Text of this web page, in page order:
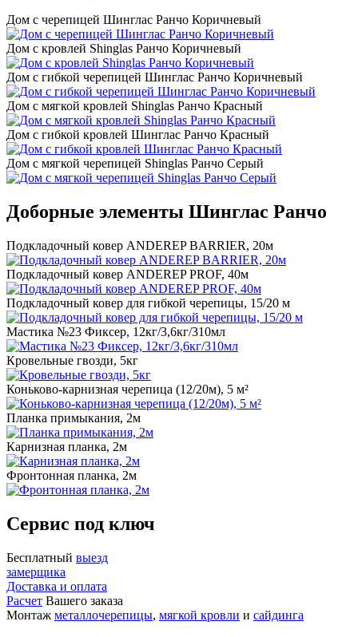
Дом с черепицей Шинглас Ранчо Коричневый
Дом с кровлей Shinglas Ранчо Коричневый
Дом с гибкой черепицей Шинглас Ранчо Коричневый
Дом с мягкой кровлей Shinglas Ранчо Красный
Дом с гибкой кровлей Шинглас Ранчо Красный
Дом с мягкой черепицей Shinglas Ранчо Серый
Доборные элементы Шинглас Ранчо
Подкладочный ковер ANDEREP BARRIER, 20м
Подкладочный ковер ANDEREP PROF, 40м
Подкладочный ковер для гибкой черепицы, 15/20 м
Мастика №23 Фиксер, 12кг/3,6кг/310мл
Кровельные гвозди, 5кг
Коньково-карнизная черепица (12/20м), 5 м²
Планка примыкания, 2м
Карнизная планка, 2м
Фронтонная планка, 2м
Сервис под ключ
Бесплатный выезд
замерщика
Доставка и оплата
Расчет Вашего заказа
Монтаж металлочерепицы, мягкой кровли и сайдинга